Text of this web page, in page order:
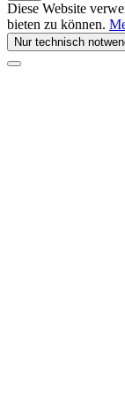
Diese Website
bieten zu können.
Nur technisch